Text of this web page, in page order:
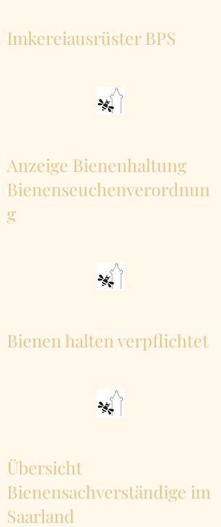
Imkereiausrüster BPS
Anzeige Bienenhaltung
Bienenseuchenverordnun
g
Bienen halten verpflichtet
Übersicht
Bienensachverständige im
Saarland